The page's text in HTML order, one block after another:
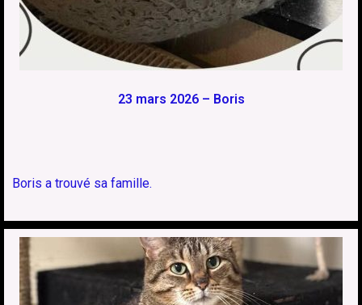
23 mars 2026 – Boris
Boris a trouvé sa famille.